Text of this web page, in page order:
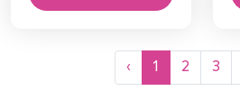
‹ 1 2 3